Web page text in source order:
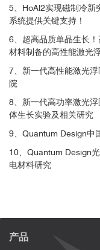
5、HoAl2实现磁制冷新
系统提供关键支持！
6、超高品质单晶生长
材料制备的高性能激光
7、新一代高性能激光
院
8、新一代高功率激光
体生长实验及相关研究
9、Quantum Design中
10、Quantum Design
电材料研究
产品